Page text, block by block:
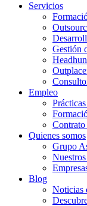
Servicios
Gestión
Empleo
Contrato
Quienes somos
Grupo
Blog
Noticias